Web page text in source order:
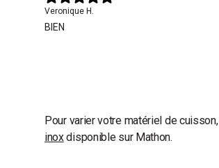
Veronique H.
BIEN
Pour varier votre matériel de
inoxdisponible sur Mathon.